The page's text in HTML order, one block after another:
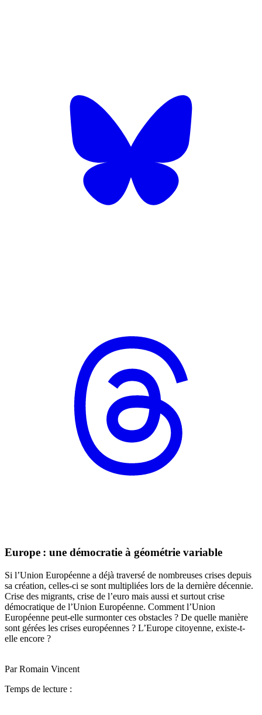
Europe : une démocratie à géométrie variable
Si l’Union Européenne a déjà traversé de nombreuses crises depuis
sa création, celles-ci se sont multipliées lors de la dernière décennie.
Crise des migrants, crise de l’euro mais aussi et surtout crise
démocratique de l’Union Européenne. Comment l’Union
Européenne peut-elle surmonter ces obstacles ? De quelle manière
sont gérées les crises européennes ? L’Europe citoyenne, existe-t-
elle encore ?
Par Romain Vincent
Temps de lecture :